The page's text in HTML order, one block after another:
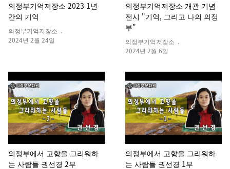
의정부기억저장소 2023 1년
간의 기억
의정부기억저장소 .
2024년 2월 24일
의정부기억저장소 개관 기념
전시 "기억, 그리고 나의 의정
부"
의정부기억저장소 .
2024년 2월 6일
의정부에서 고향을 그리워하
는 사람들 권선경 2부
의정부에서 고향을 그리워하
는 사람들 권선경 1부